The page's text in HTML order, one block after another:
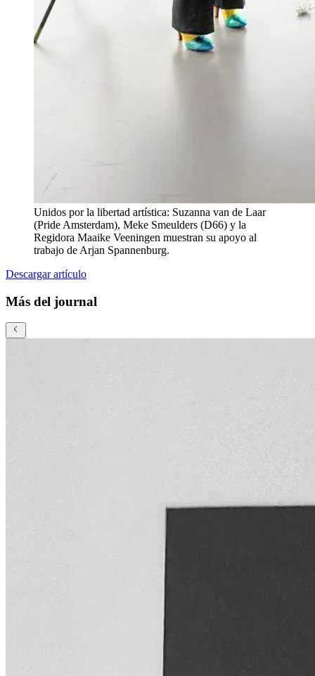
Unidos por la libertad artística: Suzanna van de Laar
(Pride Amsterdam), Meke Smeulders (D66) y la
Regidora Maaike Veeningen muestran su apoyo al
trabajo de Arjan Spannenburg.
Descargar artículo
Más del journal